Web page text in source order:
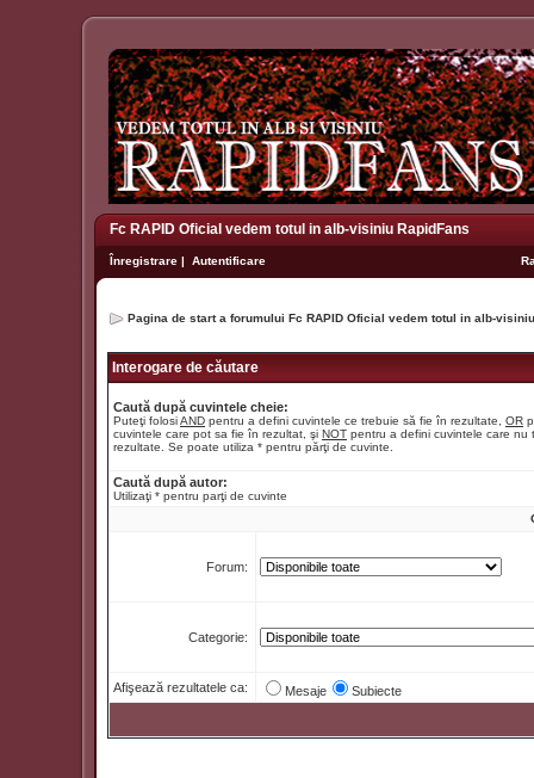
Fc RAPID Oficial vedem totul in alb-visiniu RapidFans
Înregistrare | Autentificare
Pagina de start a forumului Fc RAPID Oficial vedem totul in alb-
Interogare de căutare
Caută după cuvintele cheie:
Puteţi folosiAND pentru a defini cuvintele ce trebuie să fie în rezultate, OR
cuvintele care pot sa fie în rezultat, şi NOT pentru a defini cuvintele care nu
rezultate. Se poate utiliza * pentru părţi de cuvinte.
Caută după autor:
Utilizaţi * pentru parţi de cuvinte
Forum:
Categorie:
Afişează rezultatele ca: Mesaje Subiecte